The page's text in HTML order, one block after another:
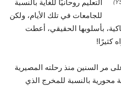
التعليم روحانيًا للغاية بالنسبة
للجامعات في تلك الأيام، ولكن
بأسلوبها الحقيقي، أعطت
كثيرًا!
مر السنين منذ رحلته المصيرية
محورية بالنسبة للمخرج الذي